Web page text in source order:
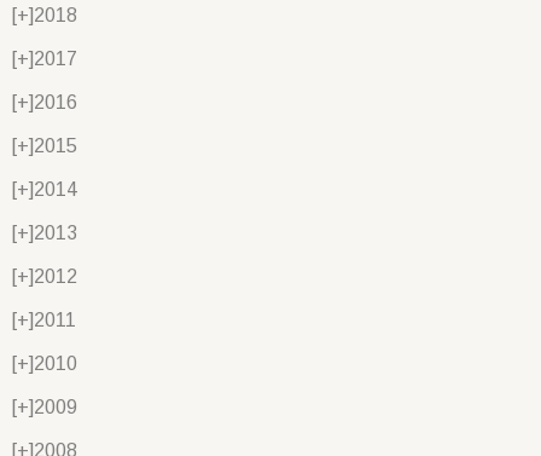
[+]2018
[+]2017
[+]2016
[+]2015
[+]2014
[+]2013
[+]2012
[+]2011
[+]2010
[+]2009
[+]2008